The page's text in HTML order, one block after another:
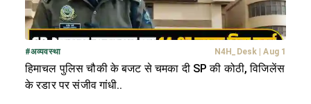
#अव्यवस्था N4H_Desk | Aug 1
हिमाचल पुलिस चौकी के बजट से चमका दी SP की कोठी, विजिलेंस
के रडार पर संजीव गांधी..